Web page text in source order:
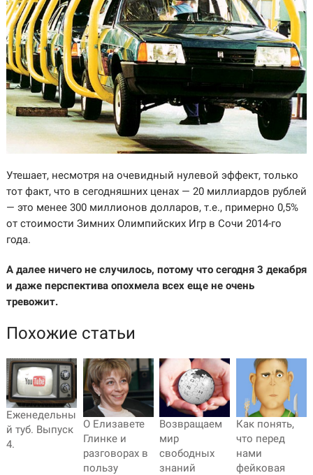
Утешает, несмотря на очевидный нулевой эффект, только
тот факт, что в сегодняшних ценах — 20 миллиардов рублей
— это менее 300 миллионов долларов, т.е., примерно 0,5%
от стоимости Зимних Олимпийских Игр в Сочи 2014-го
года.
А далее ничего не случилось, потому что сегодня 3 декабря
и даже перспектива опохмела всех еще не очень
тревожит.
Похожие статьи
Еженедельны
й туб. Выпуск
4.
О Елизавете
Глинке и
разговорах в
пользу
Возвращаем
мир
свободных
знаний
Как понять,
что перед
нами
фейковая